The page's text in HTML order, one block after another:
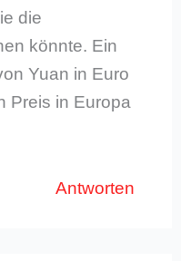
die
könnte. Ein
Yuan in Euro
Preis in Europa
Antworten